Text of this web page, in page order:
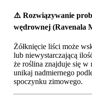
⚠️ Rozwiązywanie
wędrownej (Ravenala
Żółknięcie liści może
lub niewystarczającą
że roślina znajduje się w
unikaj nadmiernego
spoczynku zimowego.